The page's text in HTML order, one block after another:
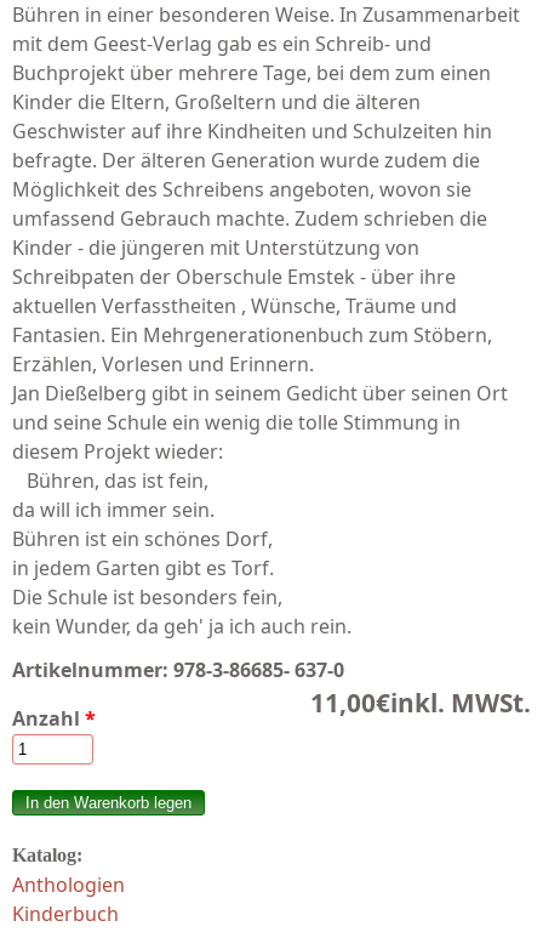
Bühren in einer beson­deren Weise. In Zusam­men­arbeit
mit dem Geest-Verlag gab es ein Schreib- und
Buchprojekt über mehrere Tage, bei dem zum einen
Kinder die Eltern, Großeltern und die älteren
Geschwister auf ihre Kindheiten und Schulzeiten hin
befragte. Der älteren Generation wurde zudem die
Möglichkeit des Schreibens angeboten, wovon sie
umfassend Gebrauch machte. Zudem schrieben die
Kinder ­- die jüngeren mit Unterstützung von
Schreibpaten der Oberschule Emstek - über ihre
aktuellen Verfasstheiten , Wünsche, Träume und
Fantasien. Ein Mehrgenerationenbuch zum Stöbern,
Erzählen, Vorlesen und Erinnern.
Jan Dießelberg gibt in seinem Gedicht über seinen Ort
und seine Schule ein wenig die tolle Stimmung in
diesem Projekt wieder:
Bühren, das ist fein,
da will ich immer sein.
Bühren ist ein schönes Dorf,
in jedem Garten gibt es Torf.
Die Schule ist besonders fein,
kein Wunder, da geh' ja ich auch rein.
Artikelnummer: 978-3-86685- 637-0
11,00€inkl. MWSt.
Anzahl *
Katalog:
Anthologien
Kinderbuch